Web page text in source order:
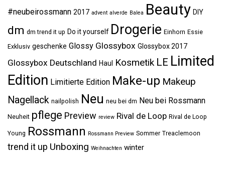
#neubeirossmann 2017 advent alverde Balea Beauty DIY
dm dm trend it up Do it yourself Drogerie Einhorn Essie
Exklusiv geschenke Glossy Glossybox Glossybox 2017
Glossybox Deutschland Haul Kosmetik LE Limited
Edition Limitierte Edition Make-up Makeup
Nagellack nailpolish Neu neu bei dm Neu bei Rossmann
Neuheit pflege Preview review Rival de Loop Rival de Loop
Young Rossmann Rossmann Preview Sommer Treaclemoon
trend it up Unboxing Weihnachten winter